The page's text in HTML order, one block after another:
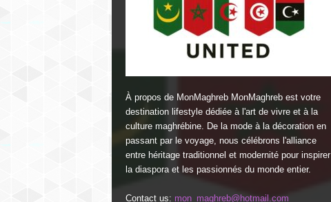
À propos de MonMaghreb MonMaghreb est votre
destination lifestyle dédiée à l'art de vivre et à la
culture maghrébine. De la mode à la décoration en
passant par le voyage, nous célébrons l'alliance
entre héritage traditionnel et modernité pour inspirer
la diaspora et les passionnés du monde entier.
Contact us: mon_maghreb@hotmail.com